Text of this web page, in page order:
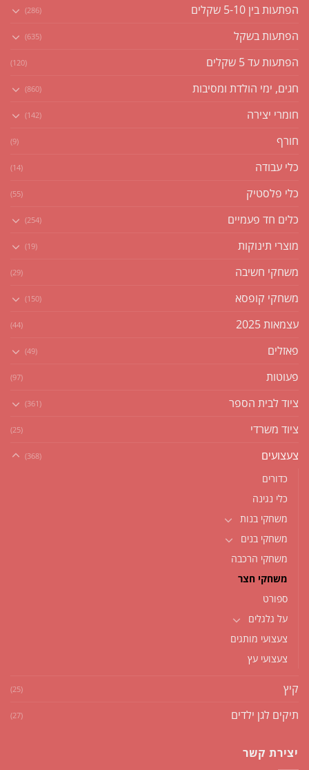
הפתעות בין 5-10 שקלים (286)
הפתעות בשקל (635)
הפתעות עד 5 שקלים (120)
חגים, ימי הולדת ומסיבות (860)
חומרי יצירה (142)
חורף (9)
כלי עבודה (14)
כלי פלסטיק (55)
כלים חד פעמיים (254)
מוצרי תינוקות (19)
משחקי חשיבה (29)
משחקי קופסא (150)
עצמאות 2025 (44)
פאזלים (49)
פעוטות (97)
ציוד לבית הספר (361)
ציוד משרדי (25)
צעצועים (368)
כדורים
כלי נגינה
משחקי בנות
משחקי בנים
משחקי הרכבה
משחקי חצר
ספורט
על גלגלים
צעצועי מותגים
צעצועי עץ
קיץ (25)
תיקים לגן ילדים (27)
יצירת קשר